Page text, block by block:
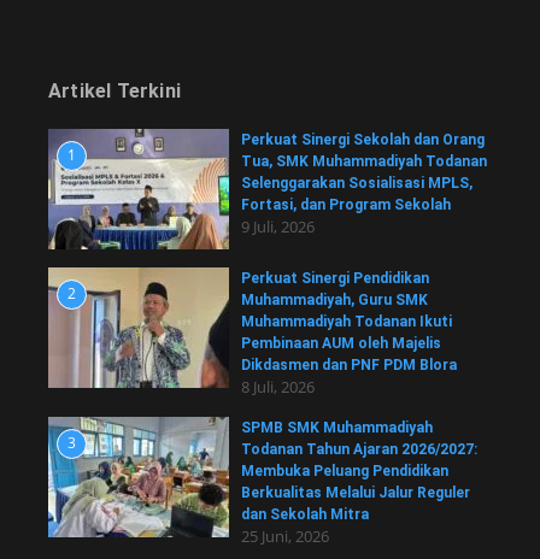
Artikel Terkini
1
Perkuat Sinergi Sekolah dan Orang
Tua, SMK Muhammadiyah Todanan
Selenggarakan Sosialisasi MPLS,
Fortasi, dan Program Sekolah
9 Juli, 2026
2
Perkuat Sinergi Pendidikan
Muhammadiyah, Guru SMK
Muhammadiyah Todanan Ikuti
Pembinaan AUM oleh Majelis
Dikdasmen dan PNF PDM Blora
8 Juli, 2026
3
SPMB SMK Muhammadiyah
Todanan Tahun Ajaran 2026/2027:
Membuka Peluang Pendidikan
Berkualitas Melalui Jalur Reguler
dan Sekolah Mitra
25 Juni, 2026